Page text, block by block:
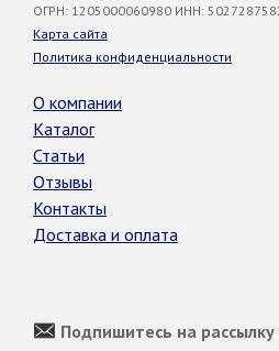
ОГРН: 1205000060980 ИНН:
Карта сайта
Политика конфиденциальности
О компании
Каталог
Статьи
Отзывы
Контакты
Доставка и оплата
Подпишитесь на рассылку